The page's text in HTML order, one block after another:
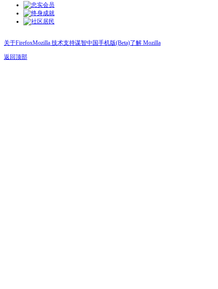
关于FirefoxMozilla 技术支持谋智中国手机版(Beta)了解 Mozilla
返回顶部